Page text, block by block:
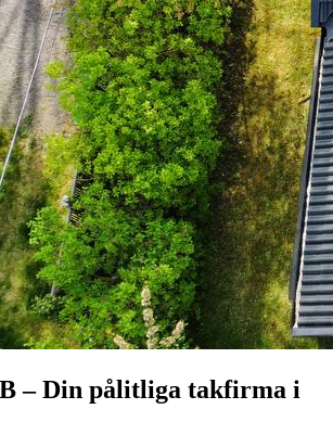
– Din pålitliga takfirma i